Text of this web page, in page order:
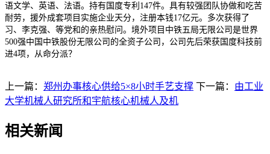
语文学、英语、法语。持有国度专利147件。具有较强团队协做和吃苦
耐劳，援外成套项目实施企业天分，注册本钱17亿元。多次获得了
习、李克强、等党和的亲热慰问。境外项目中铁五局无限公司是世界
500强中国中铁股份无限公司的全资子公司，公司先后荣获国度科技前
进4项，从命分派？
上一篇： 郑州办事核心供给5×8小时手艺支撑 下一篇： 由工业
大学机械人研究所和宇航核心机械人及机
相关新闻